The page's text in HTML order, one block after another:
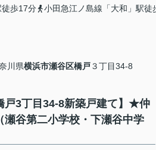
歩17分
小田急江ノ島線「大和」駅徒
川県横浜市瀬谷区橋戸３丁目34-8
戸3丁目34-8新築戸建て】★仲
谷第二小学校・下瀬谷中学